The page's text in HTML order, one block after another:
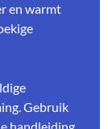
en warmt
Gebruik